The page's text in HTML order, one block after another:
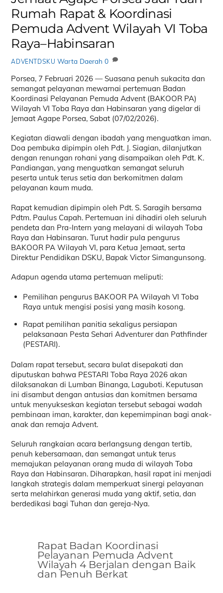
Rumah Rapat & Koordinasi
Pemuda Advent Wilayah VI Toba
Raya–Habinsaran
ADVENTDSKU Warta Daerah 0
Porsea, 7 Februari 2026 — Suasana penuh sukacita dan
semangat pelayanan mewarnai pertemuan Badan
Koordinasi Pelayanan Pemuda Advent (BAKOOR PA)
Wilayah VI Toba Raya dan Habinsaran yang digelar di
Jemaat Agape Porsea, Sabat (07/02/2026).
Kegiatan diawali dengan ibadah yang menguatkan iman.
Doa pembuka dipimpin oleh Pdt. J. Siagian, dilanjutkan
dengan renungan rohani yang disampaikan oleh Pdt. K.
Pandiangan, yang menguatkan semangat seluruh
peserta untuk terus setia dan berkomitmen dalam
pelayanan kaum muda.
Rapat kemudian dipimpin oleh Pdt. S. Saragih bersama
Pdtm. Paulus Capah. Pertemuan ini dihadiri oleh seluruh
pendeta dan Pra-Intern yang melayani di wilayah Toba
Raya dan Habinsaran. Turut hadir pula pengurus
BAKOOR PA Wilayah VI, para Ketua Jemaat, serta
Direktur Pendidikan DSKU, Bapak Victor Simangunsong.
Adapun agenda utama pertemuan meliputi:
Pemilihan pengurus BAKOOR PA Wilayah VI Toba
Raya untuk mengisi posisi yang masih kosong.
Rapat pemilihan panitia sekaligus persiapan
pelaksanaan Pesta Sehari Adventurer dan Pathfinder
(PESTARI).
Dalam rapat tersebut, secara bulat disepakati dan
diputuskan bahwa PESTARI Toba Raya 2026 akan
dilaksanakan di Lumban Binanga, Laguboti. Keputusan
ini disambut dengan antusias dan komitmen bersama
untuk menyukseskan kegiatan tersebut sebagai wadah
pembinaan iman, karakter, dan kepemimpinan bagi anak-
anak dan remaja Advent.
Seluruh rangkaian acara berlangsung dengan tertib,
penuh kebersamaan, dan semangat untuk terus
memajukan pelayanan orang muda di wilayah Toba
Raya dan Habinsaran. Diharapkan, hasil rapat ini menjadi
langkah strategis dalam memperkuat sinergi pelayanan
serta melahirkan generasi muda yang aktif, setia, dan
berdedikasi bagi Tuhan dan gereja-Nya.
Rapat Badan Koordinasi
Pelayanan Pemuda Advent
Wilayah 4 Berjalan dengan Baik
dan Penuh Berkat